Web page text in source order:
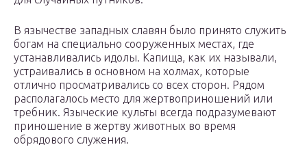
В язычестве западных славян было принято служить
богам на специально сооруженных местах, где
устанавливались идолы. Капища, как их называли,
устраивались в основном на холмах, которые
отлично просматривались со всех сторон. Рядом
располагалось место для жертвоприношений или
требник. Языческие культы всегда подразумевают
приношение в жертву животных во время
обрядового служения.